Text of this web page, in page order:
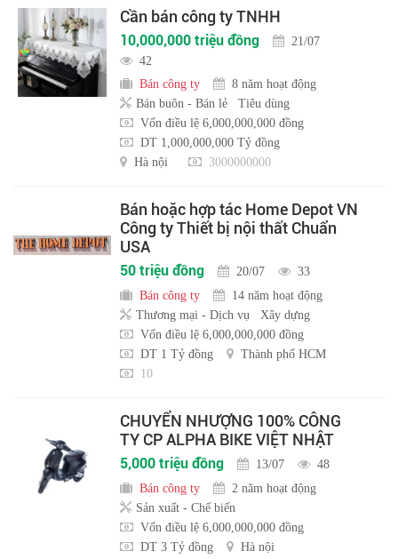
Cần bán công ty TNHH
10,000,000 triệu đồng
21/07
42
Bán công ty
8 năm hoạt động
Bán buôn - Bán lẻ
Tiêu dùng
Vốn điều lệ 6,000,000,000 đồng
DT 1,000,000,000 Tỷ đồng
Hà nội
3000000000
Bán hoặc hợp tác Home Depot VN
Công ty Thiết bị nội thất Chuẩn
USA
50 triệu đồng 20/07
33
Bán công ty
14 năm hoạt động
Thương mại - Dịch vụ
Xây dựng
Vốn điều lệ 6,000,000,000 đồng
DT 1 Tỷ đồng
Thành phố HCM
10
CHUYỂN NHƯỢNG 100% CÔNG
TY CP ALPHA BIKE VIỆT NHẬT
5,000 triệu đồng 13/07
48
Bán công ty
2 năm hoạt động
Sản xuất - Chế biến
Vốn điều lệ 6,000,000,000 đồng
DT 3 Tỷ đồng
Hà nội